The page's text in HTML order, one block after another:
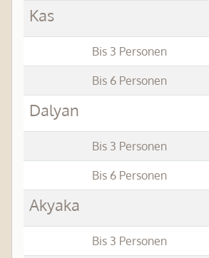
Kas
Bis 3 Personen
Bis 6 Personen
Dalyan
Bis 3 Personen
Bis 6 Personen
Akyaka
Bis 3 Personen